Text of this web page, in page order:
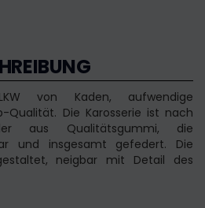
von Kaden, aufwendige
Qualität. Die Karosserie ist nach
aus Qualitätsgummi, die
und insgesamt gefedert. Die
neigbar mit Detail des